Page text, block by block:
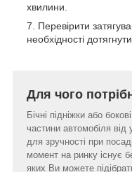
хвилини.
Перевірити
необхідності дотягнути.
Для чого
Бічні підніжки або
частини автомобіля від
для зручності при
момент на ринку існує
яких Ви можете